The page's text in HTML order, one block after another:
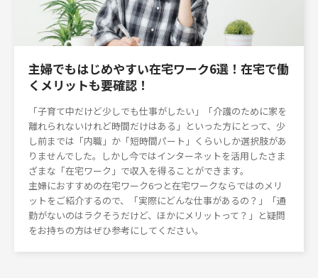
主婦でもはじめやすい在宅ワーク6選！在宅で働
くメリットも要確認！
「子育て中だけど少しでも仕事がしたい」「介護のために家を
離れられないけれど時間だけはある」といった方にとって、少
し前までは「内職」か「短時間パート」くらいしか選択肢があ
りませんでした。しかし今ではインターネットを活用したさま
ざまな「在宅ワーク」で収入を得ることができます。
主婦におすすめの在宅ワーク6つと在宅ワークならではのメリ
ットをご紹介するので、「実際にどんな仕事があるの？」「通
勤がないのはラクそうだけど、ほかにメリットって？」と疑問
をお持ちの方はぜひ参考にしてください。